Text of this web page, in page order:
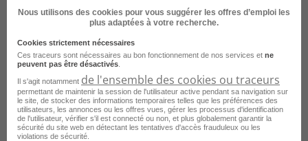
Drapeur Agent de Production
Aéronautique H/F
Florange - 57 Intérim
Crit
Publié le 28 juillet 2026
Je postule
Nous utilisons des cookies pour vous suggérer les offres d’emploi les
plus adaptées à votre recherche.
Cookies strictement nécessaires
Ces traceurs sont nécessaires au bon fonctionnement de nos services et ne
peuvent pas être désactivés
Il s'agit notamment de l'ensemble des cookies ou traceurs
permettant de maintenir la session de l'utilisateur active pendant sa navigation sur
le site, de stocker des informations temporaires telles que les préférences des
utilisateurs, les annonces ou les offres vues, gérer les processus d'identification
de l'utilisateur, vérifier s'il est connecté ou non, et plus globalement garantir la
sécurité du site web en détectant les tentatives d'accès frauduleux ou les
violations de sécurité.